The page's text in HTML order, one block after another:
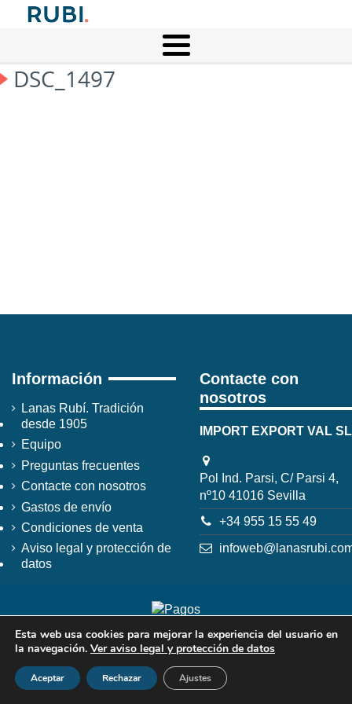
DSC_1497
Información
Lanas Rubí. Tradición
desde 1905
Equipo
Preguntas frecuentes
Contacte con nosotros
Gastos de envío
Condiciones de venta
Aviso legal y protección de
datos
Contacte con
nosotros
IMPORT EXPORT VAL SL
Pol Ind. Parsi, C/ Parsi 4,
nº10 41016 Sevilla
+34 955 15 55 49
Esta web usa cookies para mejorar la experiencia del usuario en
la navegación. Ver aviso legal y protección de datos
Aceptar Rechazar Ajustes